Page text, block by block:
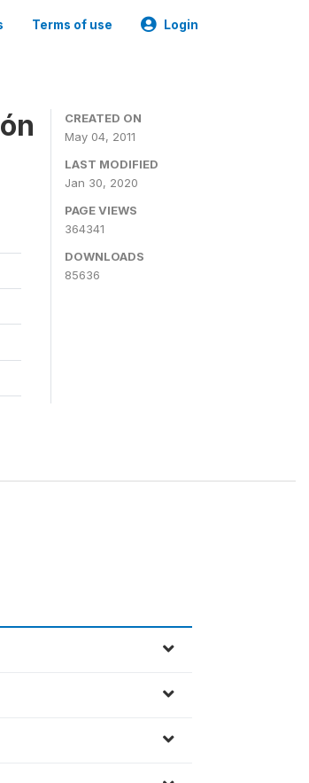
Terms of use Login
CREATED ON
May 04, 2011
LAST MODIFIED
Jan 30, 2020
PAGE VIEWS
364341
DOWNLOADS
85636